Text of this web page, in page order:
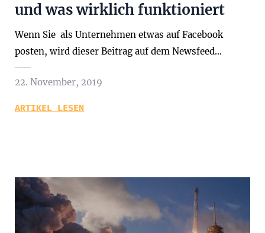
und was wirklich funktioniert
Wenn Sie als Unternehmen etwas auf Facebook
posten, wird dieser Beitrag auf dem Newsfeed…
22. November, 2019
ARTIKEL LESEN